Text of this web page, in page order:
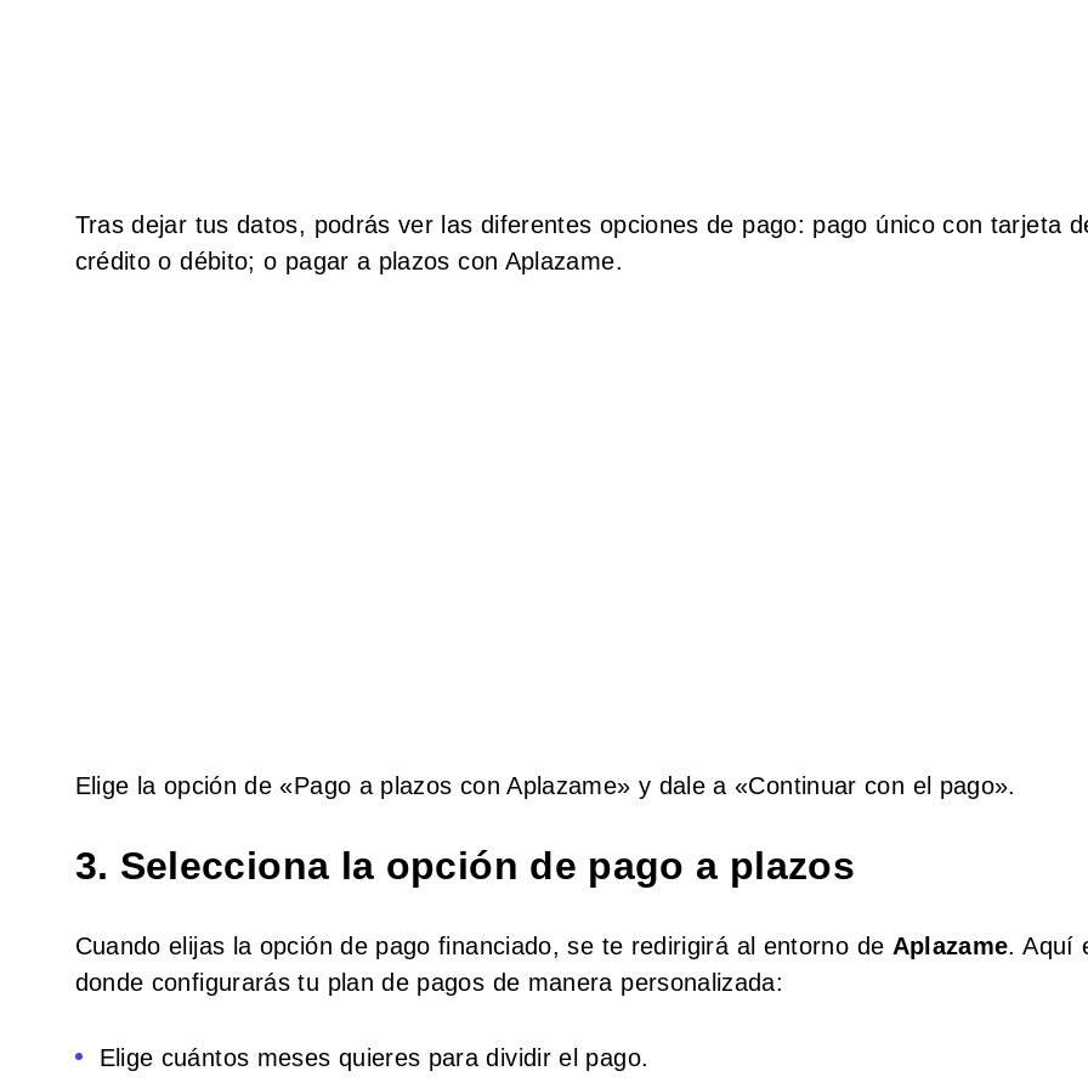
Tras dejar tus datos, podrás ver las diferentes opciones de pago: pago único con tarjeta
crédito o débito; o pagar a plazos con Aplazame.
Elige la opción de «Pago a plazos con Aplazame» y dale a «Continuar con el pago».
3. Selecciona la opción de pago a plazos
Cuando elijas la opción de pago financiado, se te redirigirá al entorno de Aplazame. Aquí
donde configurarás tu plan de pagos de manera personalizada:
Elige cuántos meses quieres para dividir el pago.